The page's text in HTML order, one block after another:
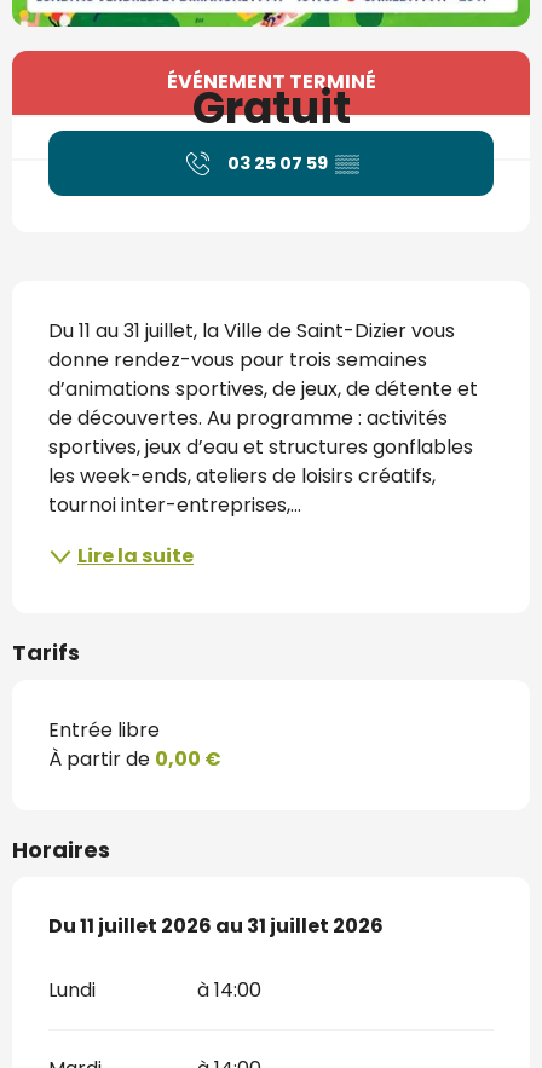
Ouverture et coordonnées
ÉVÉNEMENT TERMINÉ
Gratuit
03 25 07 59 ▒▒
Du 11 au 31 juillet, la Ville de Saint-Dizier vous
donne rendez-vous pour trois semaines
d’animations sportives, de jeux, de détente et
de découvertes. Au programme : activités
sportives, jeux d’eau et structures gonflables
les week-ends, ateliers de loisirs créatifs,
tournoi inter-entreprises,...
Lire la suite
Tarifs
Entrée libre
À partir de 0,00 €
Horaires
Du11 juillet 2026 au 31 juillet 2026
Du11 juillet 2026 au 31 juillet 2026
Lundi à 14:00